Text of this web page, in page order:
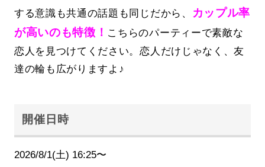
する意識も共通の話題も同じだから、
カップル率
が高いのも特徴！ こちらのパーティーで素敵な
恋人を見つけてください。恋人だけじゃなく、友
達の輪も広がりますよ♪
開催日時
2026/8/1(土) 16:25〜